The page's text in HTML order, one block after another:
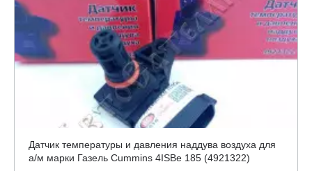
Датчик температуры и давления наддува воздуха для
а/м марки Газель Cummins 4ISBe 185 (4921322)